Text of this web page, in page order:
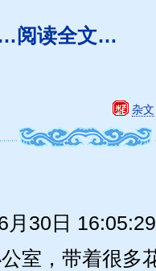
阅读全文…
杂文
月30日
室，带着很多